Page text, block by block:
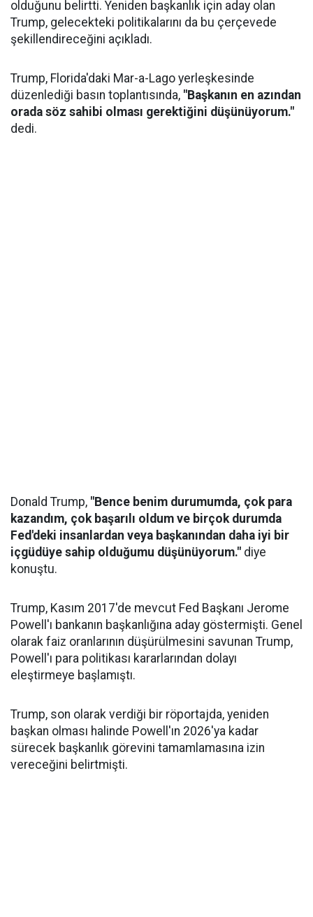
olduğunu belirtti. Yeniden başkanlık için aday olan
Trump, gelecekteki politikalarını da bu çerçevede
şekillendireceğini açıkladı.
Trump, Florida'daki Mar-a-Lago yerleşkesinde
düzenlediği basın toplantısında, "Başkanın en azından
orada söz sahibi olması gerektiğini düşünüyorum."
dedi.
Donald Trump, "Bence benim durumumda, çok para
kazandım, çok başarılı oldum ve birçok durumda
Fed'deki insanlardan veya başkanından daha iyi bir
içgüdüye sahip olduğumu düşünüyorum." diye
konuştu.
Trump, Kasım 2017'de mevcut Fed Başkanı Jerome
Powell'ı bankanın başkanlığına aday göstermişti. Genel
olarak faiz oranlarının düşürülmesini savunan Trump,
Powell'ı para politikası kararlarından dolayı
eleştirmeye başlamıştı.
Trump, son olarak verdiği bir röportajda, yeniden
başkan olması halinde Powell'ın 2026'ya kadar
sürecek başkanlık görevini tamamlamasına izin
vereceğini belirtmişti.